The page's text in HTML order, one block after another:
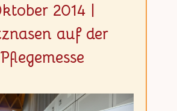
2014 |
auf der
Pflegemesse